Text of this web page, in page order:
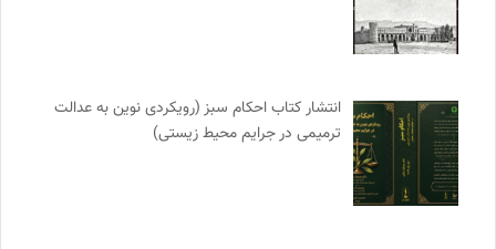
انتشار کتاب احکام سبز (رویکردی نوین به عدالت
ترمیمی در جرایم محیط‌ زیستی)